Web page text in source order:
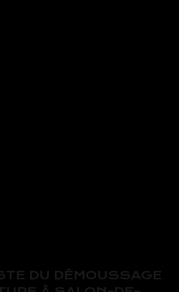
DU DÉMOUSSAGE